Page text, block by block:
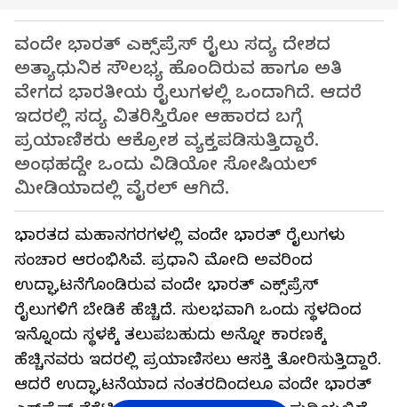
ವಂದೇ ಭಾರತ್‌ ಎಕ್ಸ್‌ಪ್ರೆಸ್‌ ರೈಲು ಸದ್ಯ ದೇಶದ
ಅತ್ಯಾಧುನಿಕ ಸೌಲಭ್ಯ ಹೊಂದಿರುವ ಹಾಗೂ ಅತಿ
ವೇಗದ ಭಾರತೀಯ ರೈಲುಗಳಲ್ಲಿ ಒಂದಾಗಿದೆ. ಆದರೆ
ಇದರಲ್ಲಿ ಸದ್ಯ ವಿತರಿಸ್ತಿರೋ ಆಹಾರದ ಬಗ್ಗೆ
ಪ್ರಯಾಣಿಕರು ಆಕ್ರೋಶ ವ್ಯಕ್ತಪಡಿಸುತ್ತಿದ್ದಾರೆ.
ಅಂಥಹದ್ದೇ ಒಂದು ವಿಡಿಯೋ ಸೋಷಿಯಲ್
ಮೀಡಿಯಾದಲ್ಲಿ ವೈರಲ್ ಆಗಿದೆ.
ಭಾರತದ ಮಹಾನಗರಗಳಲ್ಲಿ ವಂದೇ ಭಾರತ್‌ ರೈಲುಗಳು
ಸಂಚಾರ ಆರಂಭಿಸಿವೆ. ಪ್ರಧಾನಿ ಮೋದಿ ಅವರಿಂದ
ಉದ್ಘಾಟನೆಗೊಂಡಿರುವ ವಂದೇ ಭಾರತ್‌ ಎಕ್ಸ್‌ಪ್ರೆಸ್‌
ರೈಲುಗಳಿಗೆ ಬೇಡಿಕೆ ಹೆಚ್ಚಿದೆ. ಸುಲಭವಾಗಿ ಒಂದು ಸ್ಥಳದಿಂದ
ಇನ್ನೊಂದು ಸ್ಥಳಕ್ಕೆ ತಲುಪಬಹುದು ಅನ್ನೋ ಕಾರಣಕ್ಕೆ
ಹೆಚ್ಚಿನವರು ಇದರಲ್ಲಿ ಪ್ರಯಾಣಿಸಲು ಆಸಕ್ತಿ ತೋರಿಸುತ್ತಿದ್ದಾರೆ.
ಆದರೆ ಉದ್ಘಾಟನೆಯಾದ ನಂತರದಿಂದಲೂ ವಂದೇ ಭಾರತ್‌